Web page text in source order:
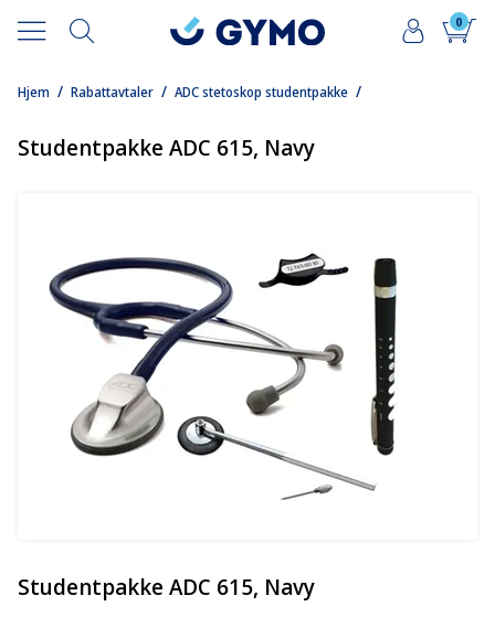
0
/
Hjem /
Rabattavtaler /
ADC stetoskop studentpakke
Studentpakke ADC 615, Navy
Studentpakke ADC 615, Navy